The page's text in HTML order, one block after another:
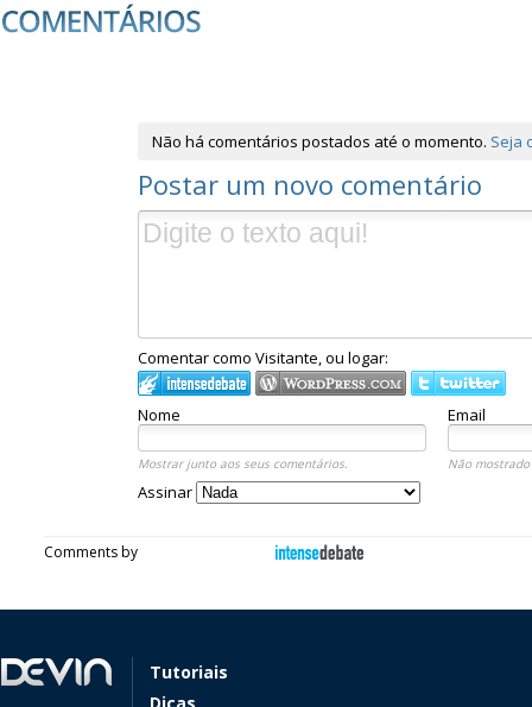
Não há comentários postados até o momento. Seja
Postar um novo comentário
Comentar como Visitante, ou logar:
Nome Email
Mostrar junto aos seus comentários. Não
Assinar
Comments by
Tutoriais